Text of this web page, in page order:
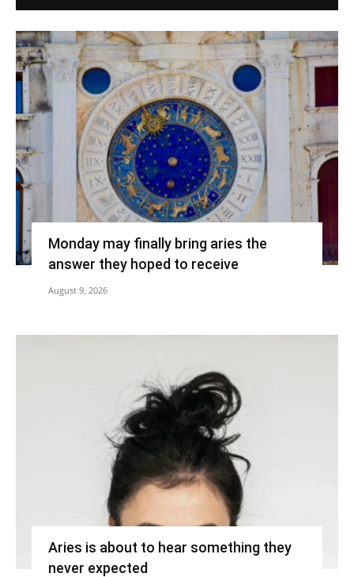
Monday may finally bring aries the
answer they hoped to receive
August 9, 2026
Aries is about to hear something they
never expected